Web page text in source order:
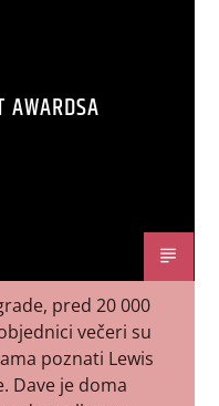
AWARDSA
pred 20 000
večeri su
poznati Lewis
Dave je doma